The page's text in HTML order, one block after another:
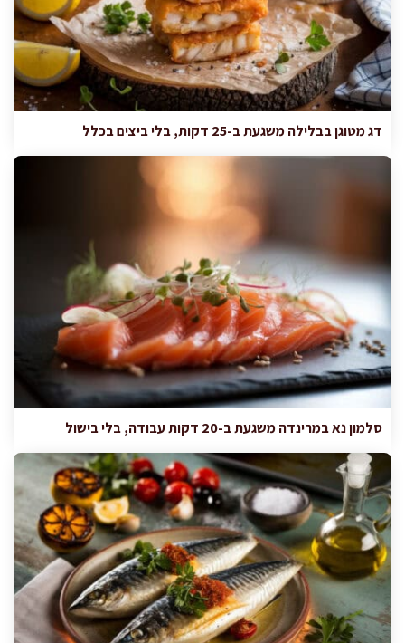
דג מטוגן בבלילה משגעת ב-25 דקות, בלי ביצים בכלל
סלמון נא במרינדה משגעת ב-20 דקות עבודה, בלי בישול